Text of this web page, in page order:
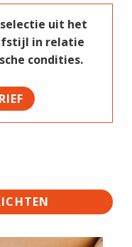
uit het
in relatie
condities.